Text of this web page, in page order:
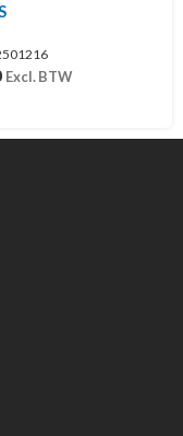
Excl. BTW